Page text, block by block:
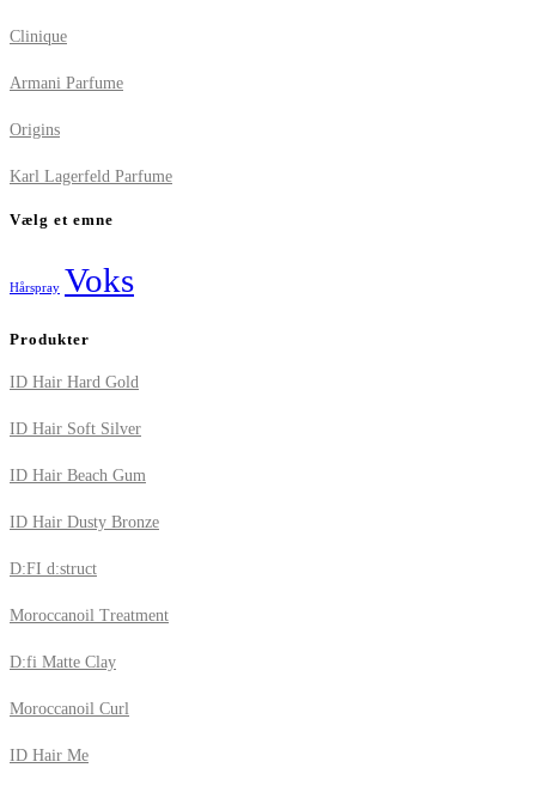
Clinique
Armani Parfume
Origins
Karl Lagerfeld Parfume
Vælg et emne
Hårspray Voks
Produkter
ID Hair Hard Gold
ID Hair Soft Silver
ID Hair Beach Gum
ID Hair Dusty Bronze
D:FI d:struct
Moroccanoil Treatment
D:fi Matte Clay
Moroccanoil Curl
ID Hair Me